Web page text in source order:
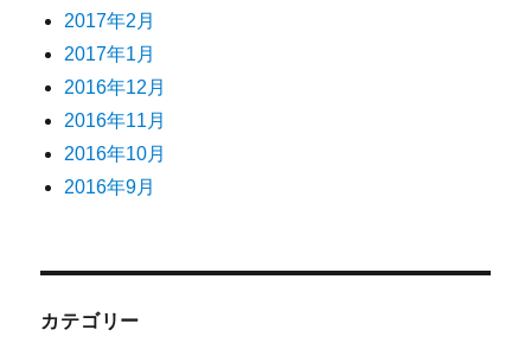
2017年2月
2017年1月
2016年12月
2016年11月
2016年10月
2016年9月
カテゴリー